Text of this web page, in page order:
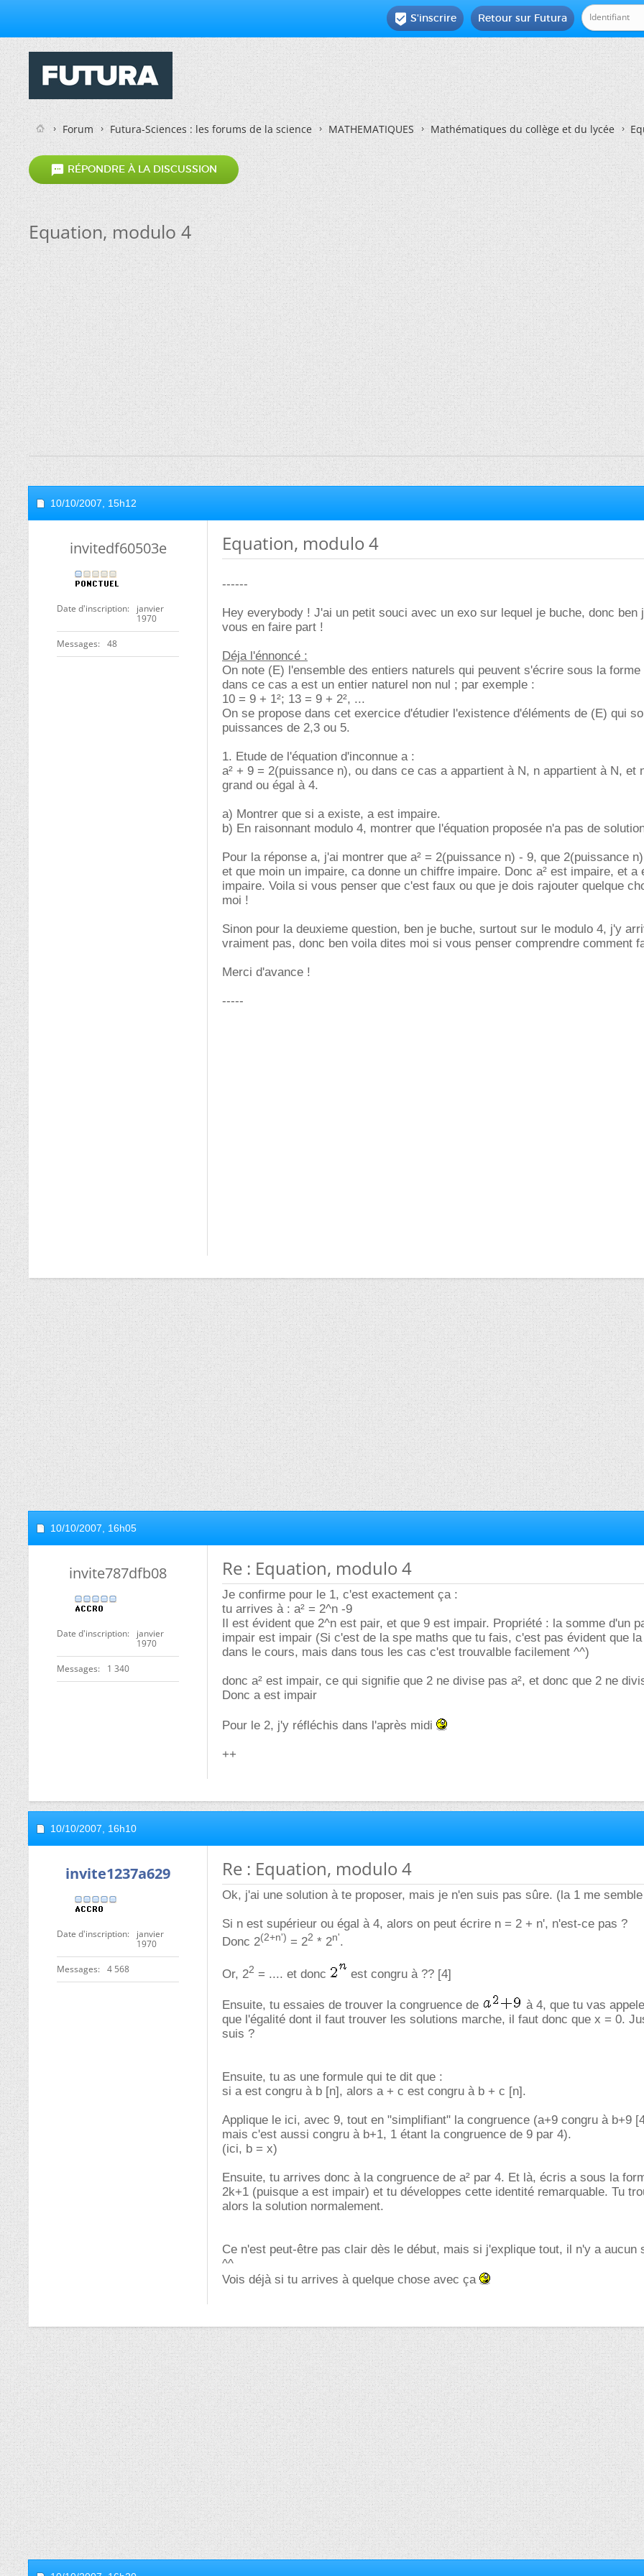
Retour sur Futura
 S'inscrire
Forum Futura-Sciences : les forums de la science MATHEMATIQUES Mathématiques du collège et du lycée
 RÉPONDRE À LA DISCUSSION
Equation, modulo 4
10/10/2007, 15h12
invitedf60503e
Date d'inscription
janvier
1970
Messages 48
Equation, modulo 4
------
Hey everybody ! J'ai un petit souci avec un exo sur lequel je buche, donc ben
vous en faire part !
Déja l'énnoncé :
On note (E) l'ensemble des entiers naturels qui peuvent s'écrire sous la forme
dans ce cas a est un entier naturel non nul ; par exemple :
10 = 9 + 1²; 13 = 9 + 2², ...
On se propose dans cet exercice d'étudier l'existence d'éléments de (E) qui
puissances de 2,3 ou 5.
1. Etude de l'équation d'inconnue a :
a² + 9 = 2(puissance n), ou dans ce cas a appartient à N, n appartient à N, et
grand ou égal à 4.
a) Montrer que si a existe, a est impaire.
b) En raisonnant modulo 4, montrer que l'équation proposée n'a pas de
Pour la réponse a, j'ai montrer que a² = 2(puissance n) - 9, que 2(puissance
et que moin un impaire, ca donne un chiffre impaire. Donc a² est impaire, et a
impaire. Voila si vous penser que c'est faux ou que je dois rajouter quelque
moi !
Sinon pour la deuxieme question, ben je buche, surtout sur le modulo 4, j'y
vraiment pas, donc ben voila dites moi si vous penser comprendre comment
Merci d'avance !
-----
10/10/2007, 16h05
invite787dfb08
Date d'inscription
janvier
1970
Messages 1 340
Re : Equation, modulo 4
Je confirme pour le 1, c'est exactement ça :
tu arrives à : a² = 2^n -9
Il est évident que 2^n est pair, et que 9 est impair. Propriété : la somme d'un
impair est impair (Si c'est de la spe maths que tu fais, c'est pas évident que
dans le cours, mais dans tous les cas c'est trouvalble facilement ^^)
donc a² est impair, ce qui signifie que 2 ne divise pas a², et donc que 2 ne
Donc a est impair
Pour le 2, j'y réfléchis dans l'après midi
++
10/10/2007, 16h10
invite1237a629
Date d'inscription
janvier
1970
Messages 4 568
Re : Equation, modulo 4
Ok, j'ai une solution à te proposer, mais je n'en suis pas sûre. (la 1 me
Si n est supérieur ou égal à 4, alors on peut écrire n = 2 + n', n'est-ce pas ?
Donc 2(2+n') = 22 * 2n'.
Or, 22 = .... et donc est congru à ?? [4]
Ensuite, tu essaies de trouver la congruence de
à 4, que tu vas
que l'égalité dont il faut trouver les solutions marche, il faut donc que x = 0.
suis ?
Ensuite, tu as une formule qui te dit que :
si a est congru à b [n], alors a + c est congru à b + c [n].
Applique le ici, avec 9, tout en "simplifiant" la congruence (a+9 congru à b+9
mais c'est aussi congru à b+1, 1 étant la congruence de 9 par 4).
(ici, b = x)
Ensuite, tu arrives donc à la congruence de a² par 4. Et là, écris a sous la
2k+1 (puisque a est impair) et tu développes cette identité remarquable. Tu
alors la solution normalement.
Ce n'est peut-être pas clair dès le début, mais si j'explique tout, il n'y a aucun
^^
Vois déjà si tu arrives à quelque chose avec ça